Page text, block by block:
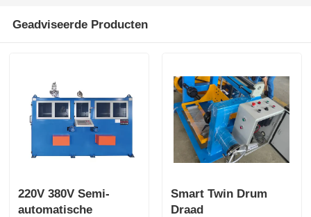
Geadviseerde Producten
220V 380V Semi-
automatische
Smart Twin Drum
Draad